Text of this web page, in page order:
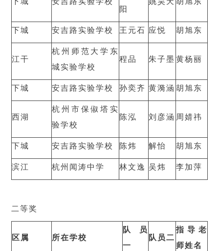
阳
下城 安吉路实验学校 王元石 应悦 胡旭东
江干
杭州师范大学东
城实验学校
程品 朱子墨黄杨丽
下城 安吉路实验学校 孙奕齐 黄漪涵 胡旭东
西湖
杭州市保俶塔实
验学校
陈泓 刘彦涵 周婧祎
下城 安吉路实验学校 陈炜 解怡
胡旭东
滨江
杭州闻涛中学 林文逸 吴炜 李加萍
二等奖
区属 所在学校
队员
一
队员二
指导老
师姓名